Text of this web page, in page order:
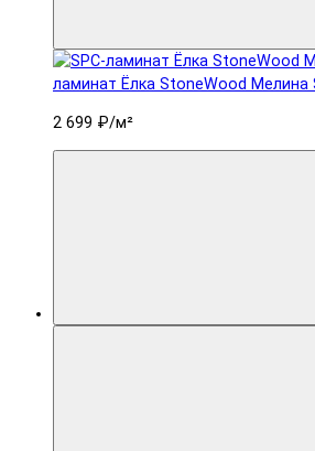
ламинат Ëлка StoneWood Мелина
2 699 ₽/м²